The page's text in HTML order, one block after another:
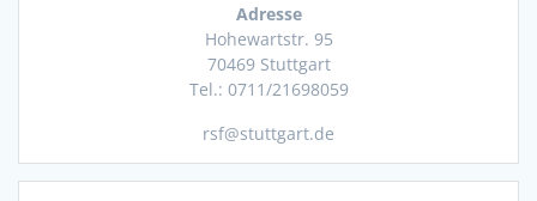
Adresse
Hohewartstr. 95
70469 Stuttgart
Tel.: 0711/21698059
rsf@stuttgart.de